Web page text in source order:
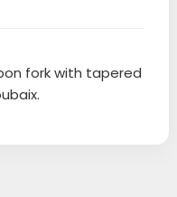
fork with tapered